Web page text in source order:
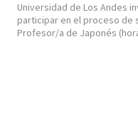
Universidad de Los Andes
participar en el proceso de
Profesor/a de Japonés